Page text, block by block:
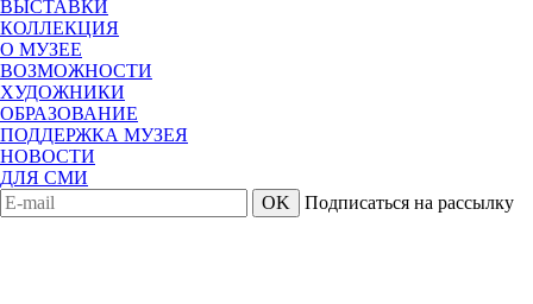
ВЫСТАВКИ
КОЛЛЕКЦИЯ
О МУЗЕЕ
ВОЗМОЖНОСТИ
ХУДОЖНИКИ
ОБРАЗОВАНИЕ
ПОДДЕРЖКА МУЗЕЯ
НОВОСТИ
ДЛЯ СМИ
OK
Подписаться на рассылку